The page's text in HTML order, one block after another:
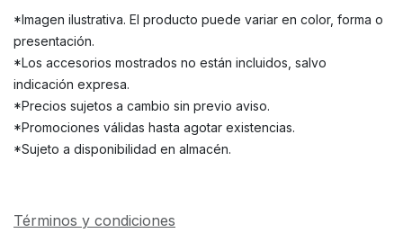
*Imagen ilustrativa. El producto puede variar en color, forma o
presentación.
*Los accesorios mostrados no están incluidos, salvo
indicación expresa.
*Precios sujetos a cambio sin previo aviso.
*Promociones válidas hasta agotar existencias.
*Sujeto a disponibilidad en almacén.
Términos y condiciones